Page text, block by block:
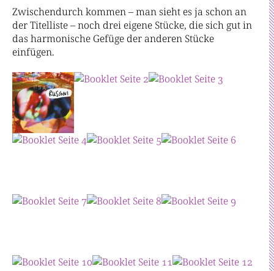
Zwischendurch kommen – man sieht es ja schon an
der Titelliste – noch drei eigene Stücke, die sich gut in
das harmonische Gefüge der anderen Stücke
einfügen.